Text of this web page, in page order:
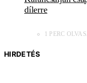
dílerre
1 PERC
HIRDETÉS